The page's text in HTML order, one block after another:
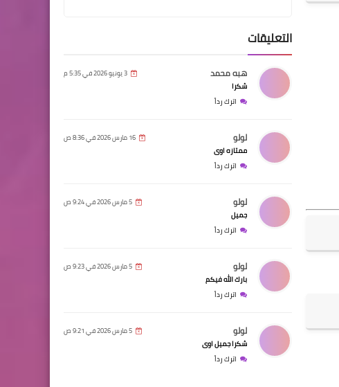
التعليقات
هبه محمد 3 يونيو 2026 في 5:35 م
شكرا
اترك رداً
لولو 16 مارس 2026 في 8:36 ص
ممتازه اوى
اترك رداً
لولو 5 مارس 2026 في 9:24 ص
جميل
اترك رداً
لولو 5 مارس 2026 في 9:23 ص
بارك الله فيكم
اترك رداً
لولو 5 مارس 2026 في 9:21 ص
شكرا جميل اوى
اترك رداً